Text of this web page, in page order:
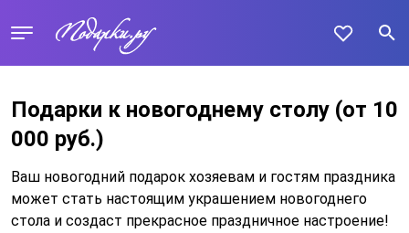
Подарки к новогоднему столу (от 10
000 руб.)
Ваш новогодний подарок хозяевам и гостям праздника
может стать настоящим украшением новогоднего
стола и создаст прекрасное праздничное настроение!